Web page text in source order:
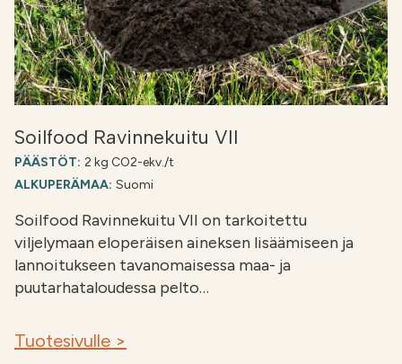
Soilfood Ravinnekuitu VII
PÄÄSTÖT: 2 kg CO2-ekv./t
ALKUPERÄMAA: Suomi
Soilfood Ravinnekuitu VII on tarkoitettu
viljelymaan eloperäisen aineksen lisäämiseen ja
lannoitukseen tavanomaisessa maa- ja
puutarhataloudessa pelto…
Tuotesivulle >